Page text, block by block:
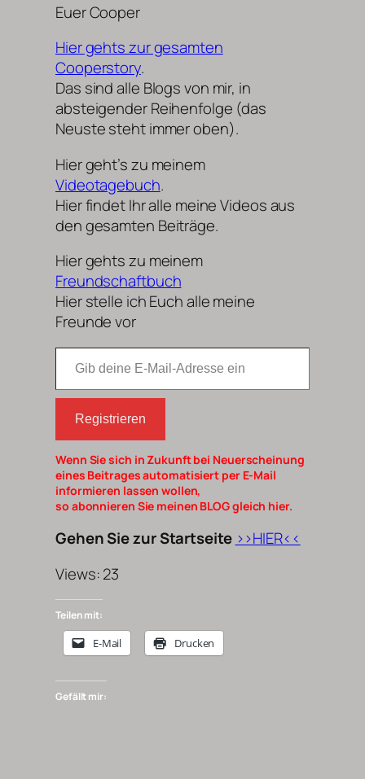
Euer Cooper
Hier gehts zur gesamten
Cooperstory.
Das sind alle Blogs von mir, in
absteigender Reihenfolge (das
Neuste steht immer oben).
Hier geht’s zu meinem
Videotagebuch.
Hier findet Ihr alle meine Videos aus
den gesamten Beiträge.
Hier gehts zu meinem
Freundschaftbuch
Hier stelle ich Euch alle meine
Freunde vor
Gib deine E-Mail-Adresse ein
Registrieren
Wenn Sie sich in Zukunft bei Neuerscheinung
eines Beitrages automatisiert per E-Mail
informieren lassen wollen,
so abonnieren Sie meinen BLOG gleich hier.
Gehen Sie zur Startseite >>HIER<<
Views: 23
Teilen mit:
E-Mail Drucken
Gefällt mir: